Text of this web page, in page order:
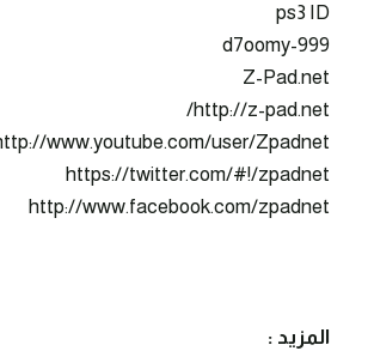
ps3 ID
d7oomy-999
Z-Pad.net
http://z-pad.net/
www.youtube.com/user/Zpadnet
https://twitter.com/#!/zpadnet
http://www.facebook.com/zpadnet
المزيد :